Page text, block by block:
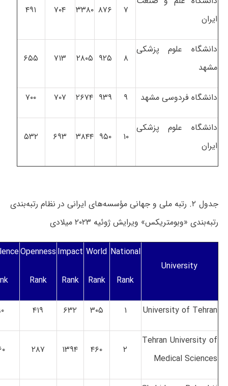
ایران
۷ ۸۷۶ ۳۳۸۰ ۷۰۴ ۴۹۱
دانشگاه علوم پزشکی
مشهد
۸ ۹۲۵ ۲۸۰۵ ۷۱۳ ۶۵۵
دانشگاه فردوسی مشهد ۹ ۹۳۹ ۲۶۷۴ ۷۰۷ ۷۰۰
دانشگاه علوم پزشکی
ایران
۱۰ ۹۵۰ ۳۸۴۴ ۶۹۳ ۵۳۲
جدول ۲. رتبه ملی و جهانی مؤسسه‌های ایرانی در نظام رتبه‌بندی
رتبه‌بندی «وبومتریکس» ویرایش ژوئیه ۲۰۲۳ میلادی
University
National
Rank
World
Rank
Impact
Rank
Openness
Rank
University of Tehran ۱ ۳۰۵ ۶۳۲ ۴۱۹
Tehran University of
Medical Sciences
۲ ۴۶۰ ۱۳۹۴ ۲۸۷